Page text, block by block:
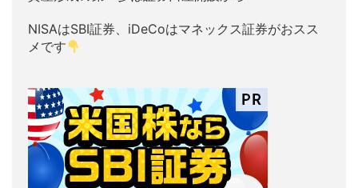
NISAはSBI証券、iDeCoはマネックス証券がおスス
メです